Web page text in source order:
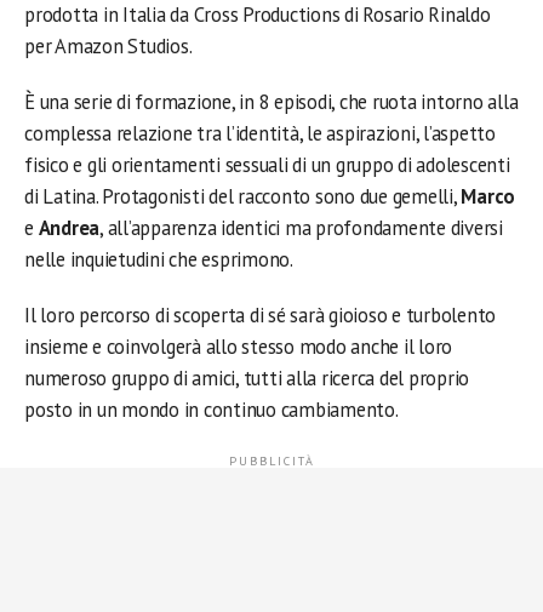
prodotta in Italia da Cross Productions di Rosario Rinaldo
per Amazon Studios.
È una serie di formazione, in 8 episodi, che ruota intorno alla
complessa relazione tra l’identità, le aspirazioni, l’aspetto
fisico e gli orientamenti sessuali di un gruppo di adolescenti
di Latina. Protagonisti del racconto sono due gemelli,Marco
e Andrea, all’apparenza identici ma profondamente diversi
nelle inquietudini che esprimono.
Il loro percorso di scoperta di sé sarà gioioso e turbolento
insieme e coinvolgerà allo stesso modo anche il loro
numeroso gruppo di amici, tutti alla ricerca del proprio
posto in un mondo in continuo cambiamento.